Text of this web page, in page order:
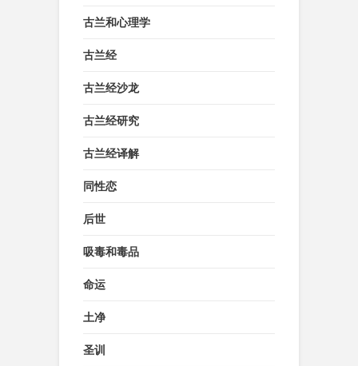
古兰和心理学
古兰经
古兰经沙龙
古兰经研究
古兰经译解
同性恋
后世
吸毒和毒品
命运
土净
圣训